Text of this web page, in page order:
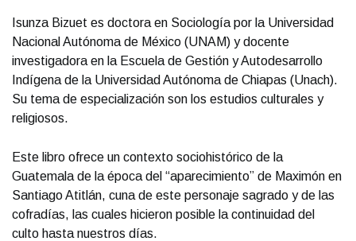
Isunza Bizuet es doctora en Sociología por la Universidad
Nacional Autónoma de México (UNAM) y docente
investigadora en la Escuela de Gestión y Autodesarrollo
Indígena de la Universidad Autónoma de Chiapas (Unach).
Su tema de especialización son los estudios culturales y
religiosos.
Este libro ofrece un contexto sociohistórico de la
Guatemala de la época del “aparecimiento” de Maximón en
Santiago Atitlán, cuna de este personaje sagrado y de las
cofradías, las cuales hicieron posible la continuidad del
culto hasta nuestros días.